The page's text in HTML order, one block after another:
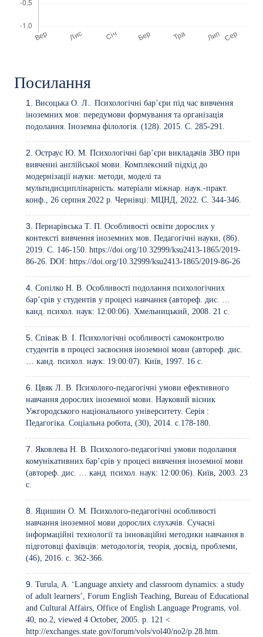
Посилання
Висоцька О. Л.. Психологічні бар’єри під час вивчення
іноземних мов: передумови формування та організація
подолання. Іноземна філологія. (128). 2015. С. 285-291.
Остраус Ю. M. Психологічні бар’єри викладачів ЗВО при
вивченні англійської мови. Комплексний підхід до
модернізації науки: методи, моделі та
мультидисциплінарність: матеріали міжнар. наук.-практ.
конф., 26 серпня 2022 р. Чернівці: МЦНД, 2022. С. 344-346.
Пернарівська Т. П. Особливості освіти дорослих у
контексті вивчення іноземних мов. Педагогічні науки, (86).
2019. С. 146-150. https://doi.org/10.32999/ksu2413-1865/2019-
86-26. DOI: https://doi.org/10.32999/ksu2413-1865/2019-86-26
Сопілко Н. В. Особливості подолання психологічних
бар’єрів у студентів у процесі навчання (автореф. дис. …
канд. психол. наук: 12:00:06). Хмельницький, 2008. 21 с.
Співак В. І. Психологічні особливості самоконтролю
студентів в процесі засвоєння іноземної мови (автореф. дис.
… канд. психол. наук: 19:00:07). Київ, 1997. 16 с.
Цвяк Л. В. Психолого-педагогічні умови ефективного
навчання дорослих іноземної мови. Науковий вісник
Ужгородського національного університету. Серія :
Педагогіка. Соціальна робота, (30), 2014. с.178-180.
Яковлева Н. В. Психолого-педагогічні умови подолання
комунікативних бар’єрів у процесі вивчення іноземної мови
(автореф. дис. … канд. психол. наук: 12:00:06). Київ, 2003. 23
с.
Яцишин О. М. Психолого-педагогічні особливості
навчання іноземної мови дорослих слухачів. Сучасні
інформаційні технології та інноваційні методики навчання в
підготовці фахівців: методологія, теорія, досвід, проблеми,
(46), 2016. с. 362-366.
Turula, A. ‘Language anxiety and classroom dynamics: a study
of adult learners’, Forum English Teaching, Bureau of Educational
and Cultural Affairs, Office of English Language Programs, vol.
40, no.2, viewed 4 October, 2005. p. 121 <
http://exchanges.state.gov/forum/vols/vol40/no2/p.28.htm.